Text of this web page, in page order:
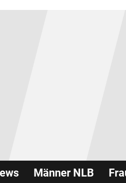
Männer NLB